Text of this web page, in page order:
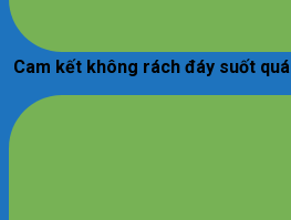
Cam kết không rách đáy suốt